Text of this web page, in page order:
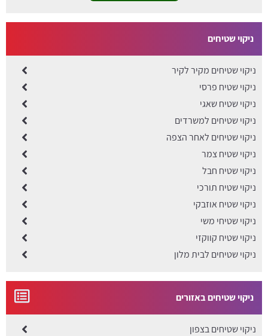
ניקוי שטיחים
ניקוי שטיחים מקיר לקיר
ניקוי שטיח פרסי
ניקוי שטיח שאגי
ניקוי שטיחים למשרדים
​ניקוי שטיחים לאחר הצפה
ניקוי שטיח צמר
ניקוי שטיח חבל
ניקוי שטיח תורכי
ניקוי שטיח אוזבקי
ניקוי שטיחי משי
ניקוי שטיח קווקזי
ניקוי שטיחים לבית מלון
ניקוי שטיחים באזורים
ניקוי שטיחים בצפון